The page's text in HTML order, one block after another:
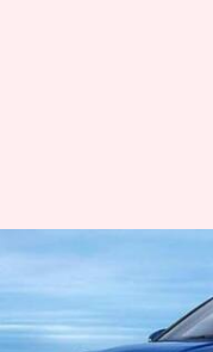
அல்கஸார்
வெர்ஷனை
வரும்